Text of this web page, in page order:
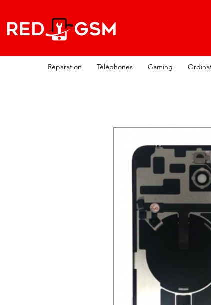
Réparation Téléphones Gaming